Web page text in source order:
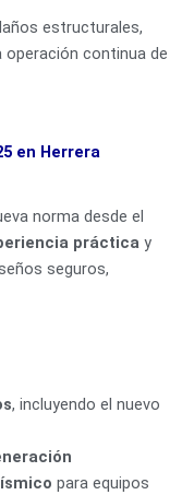
estructurales,
operación continua de
en Herrera
norma desde el
práctica y
seguros,
, incluyendo el nuevo
para equipos